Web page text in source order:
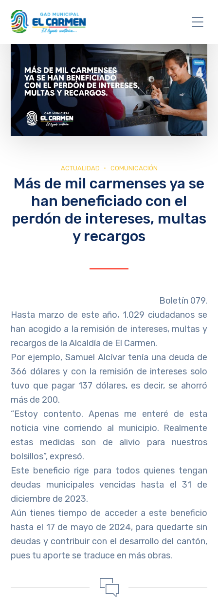
ACTUALIDAD COMUNICACIÓN
Más de mil carmenses ya se
han beneficiado con el
perdón de intereses, multas
y recargos
Boletín 079.
Hasta marzo de este año, 1.029 ciudadanos se
han acogido a la remisión de intereses, multas y
recargos de la Alcaldía de El Carmen.
Por ejemplo, Samuel Alcívar tenía una deuda de
366 dólares y con la remisión de intereses solo
tuvo que pagar 137 dólares, es decir, se ahorró
más de 200.
“Estoy contento. Apenas me enteré de esta
noticia vine corriendo al municipio. Realmente
estas medidas son de alivio para nuestros
bolsillos”, expresó.
Este beneficio rige para todos quienes tengan
deudas municipales vencidas hasta el 31 de
diciembre de 2023.
Aún tienes tiempo de acceder a este beneficio
hasta el 17 de mayo de 2024, para quedarte sin
deudas y contribuir con el desarrollo del cantón,
pues tu aporte se traduce en más obras.